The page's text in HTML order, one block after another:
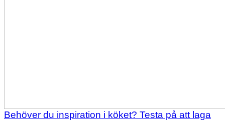
Behöver du inspiration i köket? Testa på att laga